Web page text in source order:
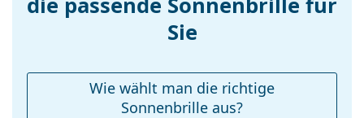
Reinigungstuch:
Ja
Sie
Wie wählt man die richtige
Sonnenbrille aus?